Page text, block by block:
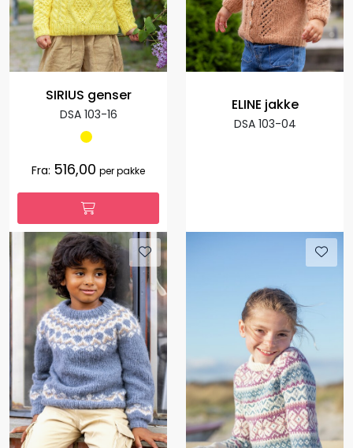
SIRIUS genser
DSA 103-16
Fra: 516,00 per pakke
ELINE jakke
DSA 103-04